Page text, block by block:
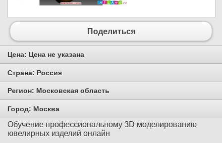
Поделиться
Цена: Цена не указана
Страна: Россия
Регион: Московская область
Город: Москва
Обучение профессиональному 3D моделированию
ювелирных изделий онлайн